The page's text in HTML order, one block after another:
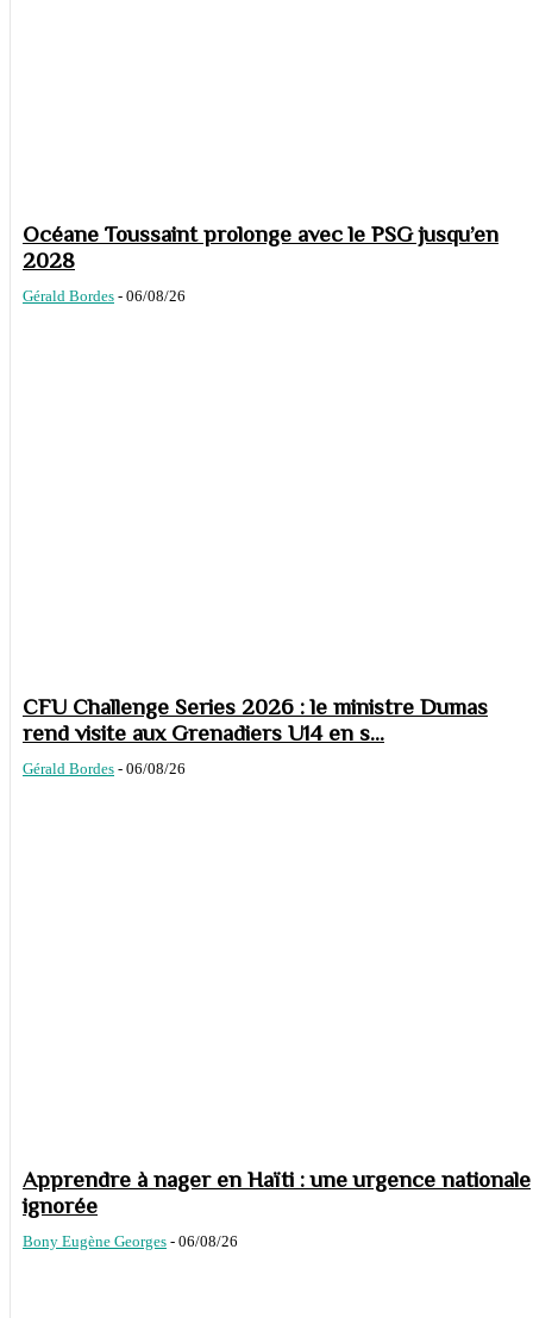
Océane Toussaint prolonge avec le PSG jusqu’en
2028
Gérald Bordes - 06/08/26
CFU Challenge Series 2026 : le ministre Dumas
rend visite aux Grenadiers U14 en s...
Gérald Bordes - 06/08/26
Apprendre à nager en Haïti : une urgence nationale
ignorée
Bony Eugène Georges - 06/08/26